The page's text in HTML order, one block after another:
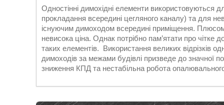
Одностінні димохідні елементи використовуються
прокладання всередині цегляного каналу) та для
існуючим димоходом всередині приміщення.
невисока ціна. Однак потрібно пам’ятати про чітке
таких елементів. Використання великих відрізків
димоходів за межами будівлі призведе до значної
зниження КПД та нестабільна робота